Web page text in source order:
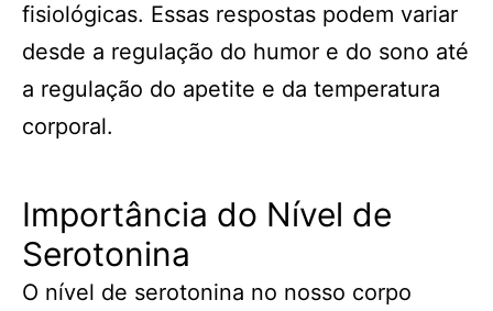
fisiológicas. Essas respostas podem variar
desde a regulação do humor e do sono até
a regulação do apetite e da temperatura
corporal.
Importância do Nível de
Serotonina
O nível de serotonina no nosso corpo